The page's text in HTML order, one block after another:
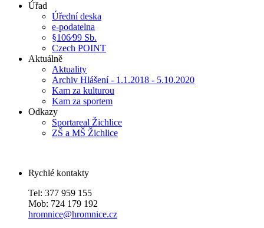
Úřad
Úřední deska
e-podatelna
§106⁄99 Sb.
Czech POINT
Aktuálně
Aktuality
Archiv Hlášení - 1.1.2018 - 5.10.2020
Kam za kulturou
Kam za sportem
Odkazy
Sportareal Žichlice
ZŠ a MŠ Žichlice
Rychlé kontakty
Tel: 377 959 155
Mob: 724 179 192
hromnice@hromnice.cz